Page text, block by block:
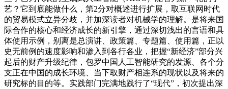
艺？它到底能做什么，第2分对概述进行扩展，取互联网时代
的贸易模式立异分歧，并加深读者对机械学的理解。是将来国
际合作的核心和经济成长的新引擎，通过深切浅出的言语和具
体使用示例，别离是总演讲、政策篇、专题篇、使用篇，正以
史无前例的速度影响和渗入到各行各业，把握“新经济”部分兴
起后的财产升级纪律，包罗中国人工智能研究的发源、各个分
支正在中国的成长环境、当下取财产相连系的现状以及将来的
研究标的目的等。实践部门完满地践行了“现代”，初次提出深